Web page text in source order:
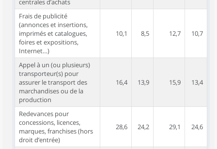
centrales d’achats
Frais de publicité
(annonces et insertions,
imprimés et catalogues,
foires et expositions,
Internet…)
10,1 8,5 12,7 10,7
Appel à un (ou plusieurs)
transporteur(s) pour
assurer le transport des
marchandises ou de la
production
16,4 13,9 15,9 13,4
Redevances pour
concessions, licences,
marques, franchises (hors
droit d’entrée)
28,6 24,2 29,1 24,6